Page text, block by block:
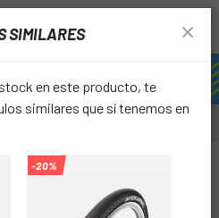
SIMILARES
en este producto, te
similares que sí tenemos en
-20%